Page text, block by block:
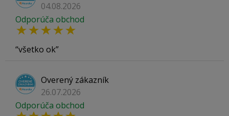
04.08.2026
Odporúča obchod
všetko ok
Overený zákazník
26.07.2026
Odporúča obchod